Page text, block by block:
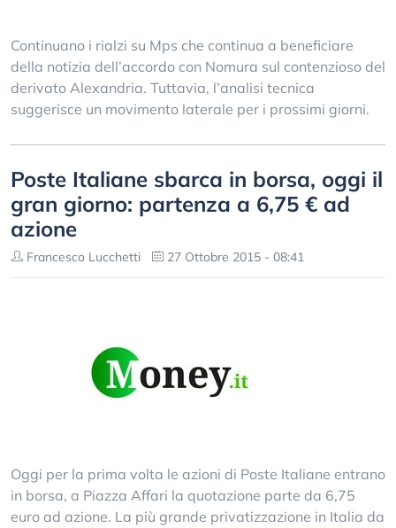
Continuano i rialzi su Mps che continua a beneficiare
della notizia dell’accordo con Nomura sul contenzioso del
derivato Alexandria. Tuttavia, l’analisi tecnica
suggerisce un movimento laterale per i prossimi giorni.
Poste Italiane sbarca in borsa, oggi il
gran giorno: partenza a 6,75 € ad
azione
Francesco Lucchetti 27 Ottobre 2015 - 08:41
Oggi per la prima volta le azioni di Poste Italiane entrano
in borsa, a Piazza Affari la quotazione parte da 6,75
euro ad azione. La più grande privatizzazione in Italia da